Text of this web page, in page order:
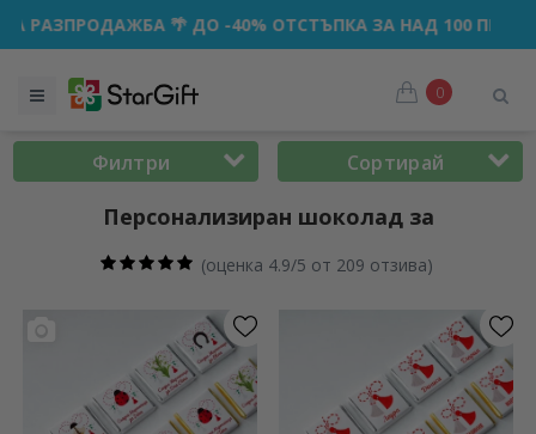
-40% ОТСТЪПКА ЗА НАД 100 ПЕРСОНАЛИЗИРАНИ
0
Филтри Сортирай
Персонализиран шоколад за
(оценка 4.9/5 от 209 отзива)